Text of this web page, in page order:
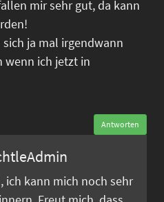
mir sehr gut, da kann
ja mal irgendwann
wenn ich jetzt in
Antworten
ich kann mich noch sehr